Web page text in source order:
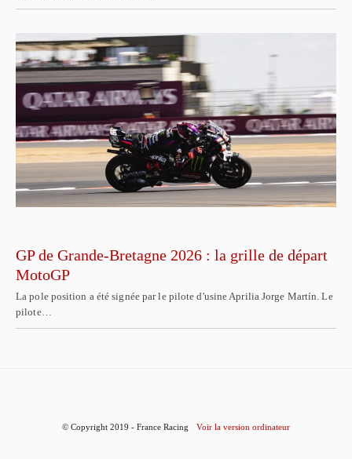
GP de Grande-Bretagne 2026 : la grille de départ
MotoGP
La pole position a été signée par le pilote d'usine Aprilia Jorge Martín. Le
pilote…
© Copyright 2019 - France Racing Voir la version ordinateur